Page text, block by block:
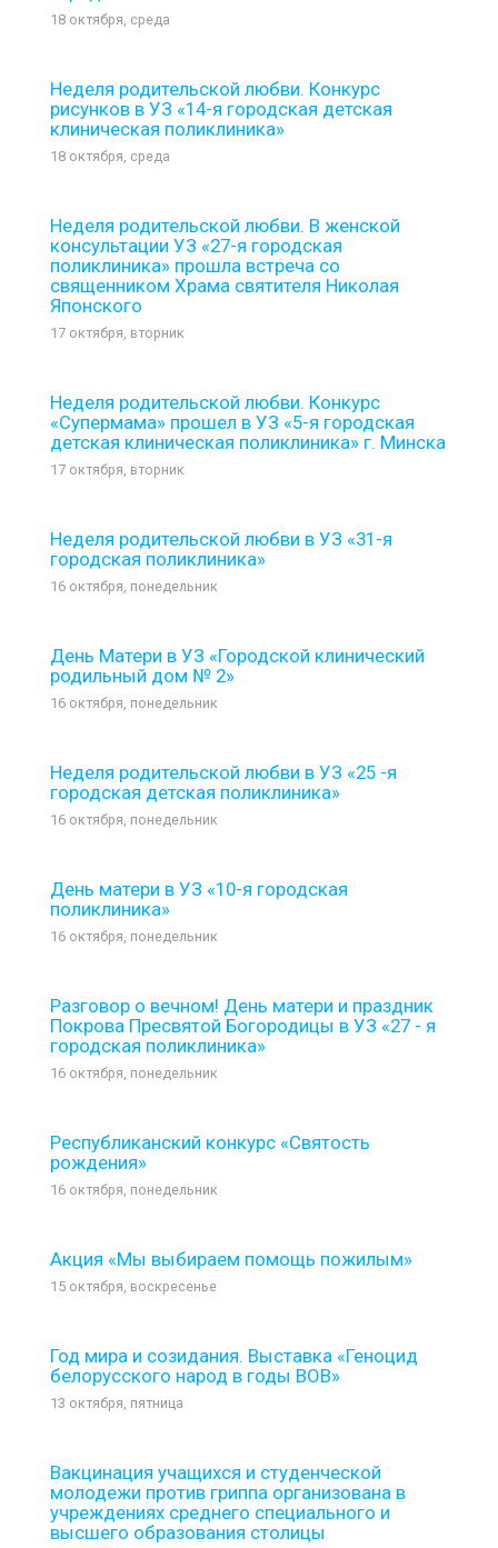
18 октября, среда
Неделя родительской любви. Конкурс
рисунков в УЗ «14-я городская детская
клиническая поликлиника»
18 октября, среда
Неделя родительской любви. В женской
консультации УЗ «27-я городская
поликлиника» прошла встреча со
священником Храма святителя Николая
Японского
17 октября, вторник
Неделя родительской любви. Конкурс
«Супермама» прошел в УЗ «5-я городская
детская клиническая поликлиника» г. Минска
17 октября, вторник
Неделя родительской любви в УЗ «31-я
городская поликлиника»
16 октября, понедельник
День Матери в УЗ «Городской клинический
родильный дом № 2»
16 октября, понедельник
Неделя родительской любви в УЗ «25 -я
городская детская поликлиника»
16 октября, понедельник
День матери в УЗ «10-я городская
поликлиника»
16 октября, понедельник
Разговор о вечном! День матери и праздник
Покрова Пресвятой Богородицы в УЗ «27 - я
городская поликлиника»
16 октября, понедельник
Республиканский конкурс «Святость
рождения»
16 октября, понедельник
Акция «Мы выбираем помощь пожилым»
15 октября, воскресенье
Год мира и созидания. Выставка «Геноцид
белорусского народ в годы ВОВ»
13 октября, пятница
Вакцинация учащихся и студенческой
молодежи против гриппа организована в
учреждениях среднего специального и
высшего образования столицы